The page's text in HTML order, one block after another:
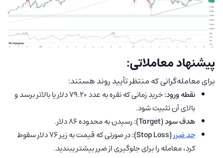
پیشنهاد معاملاتی:
برای معامله‌گرانی که منتظر تأیید روند هستند:
نقطه ورود:
خرید زمانی که نقره به عدد ۷۹.۲۰ دلار یا بالاتر برسد و
بالای آن تثبیت شود.
هدف سود (Target):
رسیدن به محدوده ۸۶ دلار.
حد ضرر(Stop Loss):
در صورتی که قیمت به زیر ۷۶ دلار سقوط
کرد، معامله را برای جلوگیری از ضرر بیشتر ببندید.